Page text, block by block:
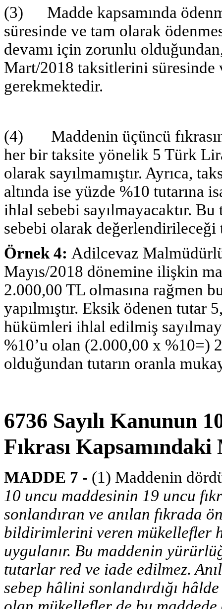
(3) Madde kapsamında
süresinde ve tam olarak
devamı için zorunlu
Mart/2018 taksitlerini süresinde
gerekmektedir.
(4) Maddenin üçüncü
her bir taksite yönelik 5 Türk
olarak sayılmamıştır. Ayrıca,
altında ise yüzde %10 tutarına
ihlal sebebi sayılmayacaktır.
sebebi olarak değerlendirileceği
Örnek 4: Adilcevaz
Mayıs/2018 dönemine ilişkin
2.000,00 TL olmasına rağmen
yapılmıştır. Eksik ödenen tutar
hükümleri ihlal edilmiş
%10’u olan (2.000,00 x %10=)
olduğundan tutarın oranla
6736 Sayılı Kanunun
Fıkrası
MADDE 7 - (1) Maddenin
10 uncu maddesinin 19 uncu
sonlandıran ve anılan fıkrada
bildirimlerini veren mükellefler
uygulanır. Bu maddenin
tutarlar red ve iade edilmez.
sebep hâlini sonlandırdığı